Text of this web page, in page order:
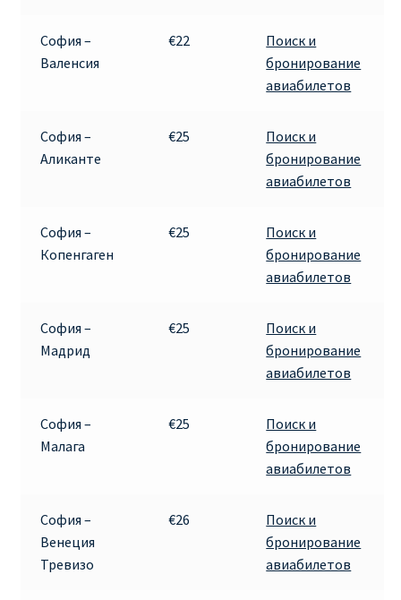
София –
Валенсия
€22
Поиск и
бронирование
авиабилетов
София –
Аликанте
€25
Поиск и
бронирование
авиабилетов
София –
Копенгаген
€25
Поиск и
бронирование
авиабилетов
София –
Мадрид
€25
Поиск и
бронирование
авиабилетов
София –
Малага
€25
Поиск и
бронирование
авиабилетов
София –
Венеция
Тревизо
€26
Поиск и
бронирование
авиабилетов